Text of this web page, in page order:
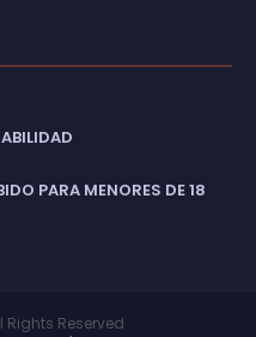
PARA MENORES DE 18
Rights Reserved